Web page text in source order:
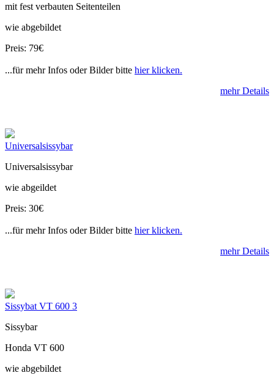
mit fest verbauten Seitenteilen
wie abgebildet
Preis: 79€
...für mehr Infos oder Bilder bitte hier klicken.
mehr Details
Universalsissybar
Universalsissybar
wie abgeildet
Preis: 30€
...für mehr Infos oder Bilder bitte hier klicken.
mehr Details
Sissybat VT 600 3
Sissybar
Honda VT 600
wie abgebildet